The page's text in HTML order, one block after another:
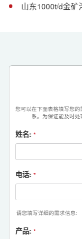
山东1000t/d金矿
您可以在下面表格填写您
系。为保证能及时处
姓名: *
电话: *
请您填写详细的需求信息:
产品: *